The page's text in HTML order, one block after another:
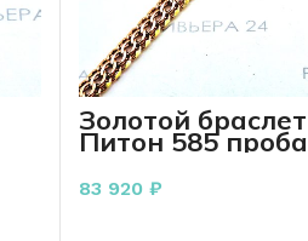
Золотой браслет
Питон 585 проба
10.49 грамм 18 см
83 920₽